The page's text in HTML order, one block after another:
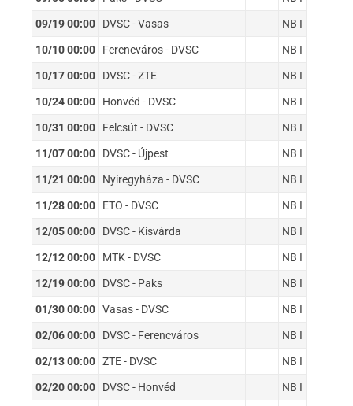
09/19 00:00 DVSC - Vasas NB I
10/10 00:00 Ferencváros - DVSC NB I
10/17 00:00 DVSC - ZTE NB I
10/24 00:00 Honvéd - DVSC NB I
10/31 00:00 Felcsút - DVSC NB I
11/07 00:00 DVSC - Újpest NB I
11/21 00:00 Nyíregyháza - DVSC NB I
11/28 00:00 ETO - DVSC NB I
12/05 00:00 DVSC - Kisvárda NB I
12/12 00:00 MTK - DVSC NB I
12/19 00:00 DVSC - Paks NB I
01/30 00:00 Vasas - DVSC NB I
02/06 00:00 DVSC - Ferencváros NB I
02/13 00:00 ZTE - DVSC NB I
02/20 00:00 DVSC - Honvéd NB I